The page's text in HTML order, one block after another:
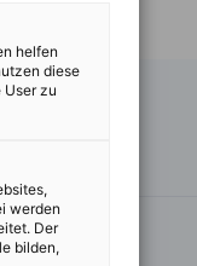
helfen
diese
User zu
werden
Der
bilden,